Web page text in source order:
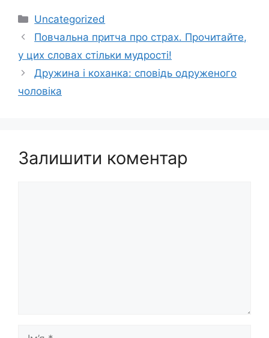
Категорії
Uncategorized
Повчальна притча про страх. Прочитайте,
у цих словах стільки мудрості!
Дружина і коханка: сповідь одруженого
чоловіка
Залишити коментар
Ім’я